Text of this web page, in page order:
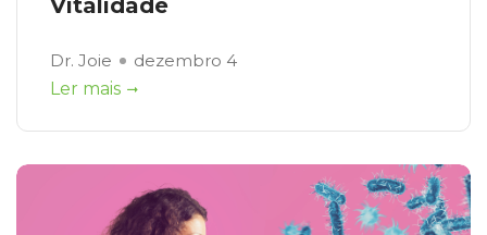
Vitalidade
Dr. Joie
dezembro 4
Ler mais